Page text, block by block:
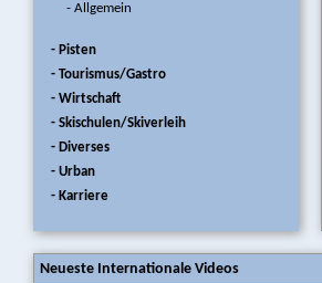
- Allgemein
- Pisten
- Tourismus/Gastro
- Wirtschaft
- Skischulen/Skiverleih
- Diverses
- Urban
- Karriere
Neueste Internationale Videos